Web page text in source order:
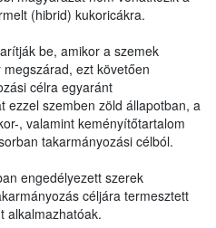
(hibrid) kukoricákra.
be, amikor a szemek
ezt követően
célra egyaránt
ezzel szemben zöld állapotban, a
, valamint keményítőtartalom
takarmányozási célból.
engedélyezett szerek
céljára termesztett
alkalmazhatóak.